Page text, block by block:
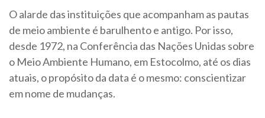
O alarde das instituições que acompanham as pautas
de meio ambiente é barulhento e antigo. Por isso,
desde 1972, na Conferência das Nações Unidas sobre
o Meio Ambiente Humano, em Estocolmo, até os dias
atuais, o propósito da data é o mesmo: conscientizar
em nome de mudanças.